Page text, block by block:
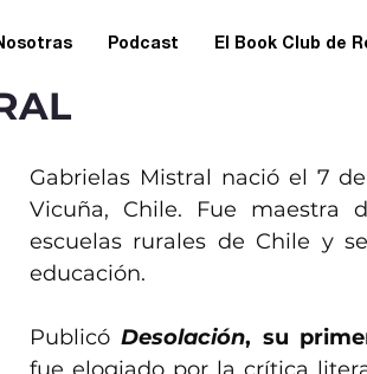
Podcast El Book Club de
Gabrielas Mistral nació el 7
Vicuña, Chile. Fue maestra
escuelas rurales de Chile y
educación.
Publicó Desolación, su